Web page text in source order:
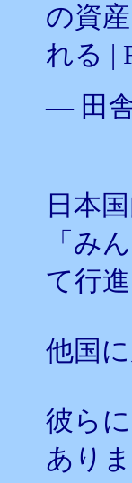
の資
れる |
— 田舎
日本
「み
て行進
他国
彼ら
あり